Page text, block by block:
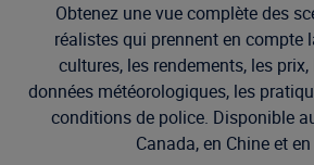
Obtenez une vue complète des
réalistes qui prennent en compte
cultures, les rendements, les prix,
données météorologiques, les
conditions de police. Disponible
Canada, en Chine et